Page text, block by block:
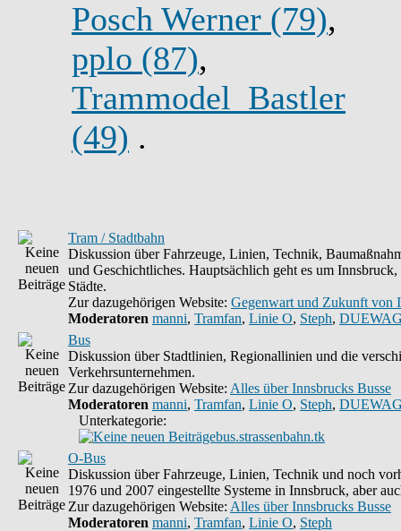
Posch Werner (79),
pplo (87),
Trammodel_Bastler
(49) .
Tram / Stadtbahn
Diskussion über Fahrzeuge, Linien, Technik,
und Geschichtliches. Hauptsächlich geht es um Innsbruck,
Städte.
Zur dazugehörigen Website: Gegenwart und Zukunft von
Moderatoren manni, Tramfan, Linie O, Steph,
Bus
Diskussion über Stadtlinien, Regionallinien und die
Verkehrsunternehmen.
Zur dazugehörigen Website: Alles über Innsbrucks Busse
Moderatoren manni, Tramfan, Linie O, Steph,
Unterkategorie:
bus.strassenbahn.tk
O-Bus
Diskussion über Fahrzeuge, Linien, Technik und noch
1976 und 2007 eingestellte Systeme in Innsbruck, aber
Zur dazugehörigen Website: Alles über Innsbrucks Busse
Moderatoren manni, Tramfan, Linie O, Steph